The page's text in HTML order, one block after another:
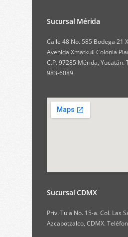
Sucursal Mérida
Calle 48 No. 585 Bodega 21
Avenida Xmatkuil Colonia
C.P. 97285 Mérida, Yucatán.
983-6089
Sucursal CDMX
Priv. Tula No. 15-a. Col. Las
Azcapotzalco, CDMX.